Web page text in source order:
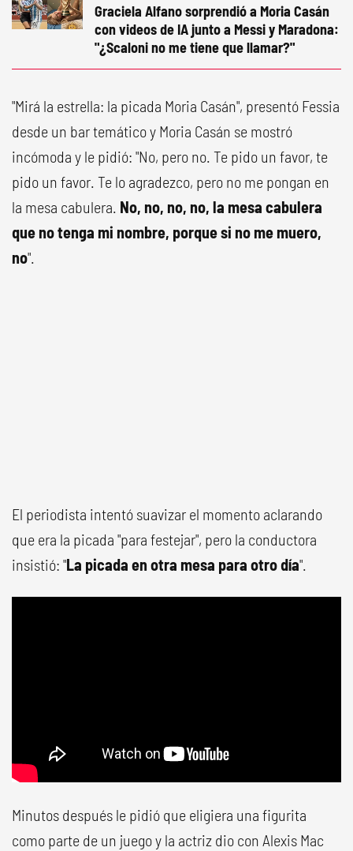
Graciela Alfano sorprendió a Moria Casán
con videos de IA junto a Messi y Maradona:
"¿Scaloni no me tiene que llamar?"
"Mirá la estrella: la picada Moria Casán", presentó Fessia
desde un bar temático y Moria Casán se mostró
incómoda y le pidió: "No, pero no. Te pido un favor, te
pido un favor. Te lo agradezco, pero no me pongan en
la mesa cabulera. No, no, no, no, la mesa cabulera
que no tenga mi nombre, porque si no me muero,
no".
El periodista intentó suavizar el momento aclarando
que era la picada "para festejar", pero la conductora
insistió: "La picada en otra mesa para otro día".
Minutos después le pidió que eligiera una figurita
como parte de un juego y la actriz dio con Alexis Mac